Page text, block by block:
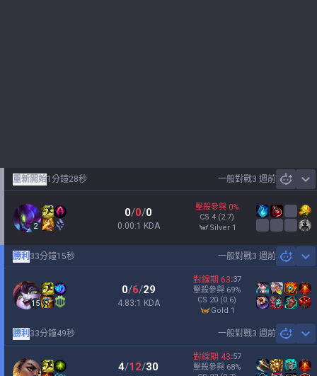
一般對戰3 週前
重新開始1分鐘28秒
2
0/0/0
0.00:1 KDA
擊殺參與 0%
CS 4 (2.7)
silver 1
一般對戰3 週前
勝利 33分鐘15秒
15
0/6/29
4.83:1 KDA
對線期 63:37
擊殺參與 69%
CS 20 (0.6)
gold 1
一般對戰3 週前
勝利 33分鐘49秒
4/12/30
對線期 43:57
擊殺參與 68%